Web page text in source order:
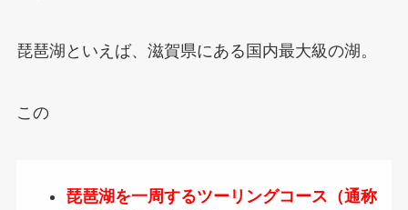
琵琶湖といえば、滋賀県にある国内最大級の湖。
この
琵琶湖を一周するツーリングコース（通称